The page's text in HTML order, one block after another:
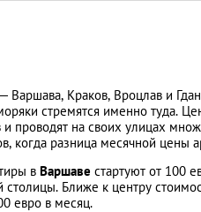
Краков, Вроцлав и
стремятся именно туда.
проводят на своих улицах
когда разница месячной цены
в Варшаве стартуют от 100
столицы. Ближе к центру
евро в месяц.